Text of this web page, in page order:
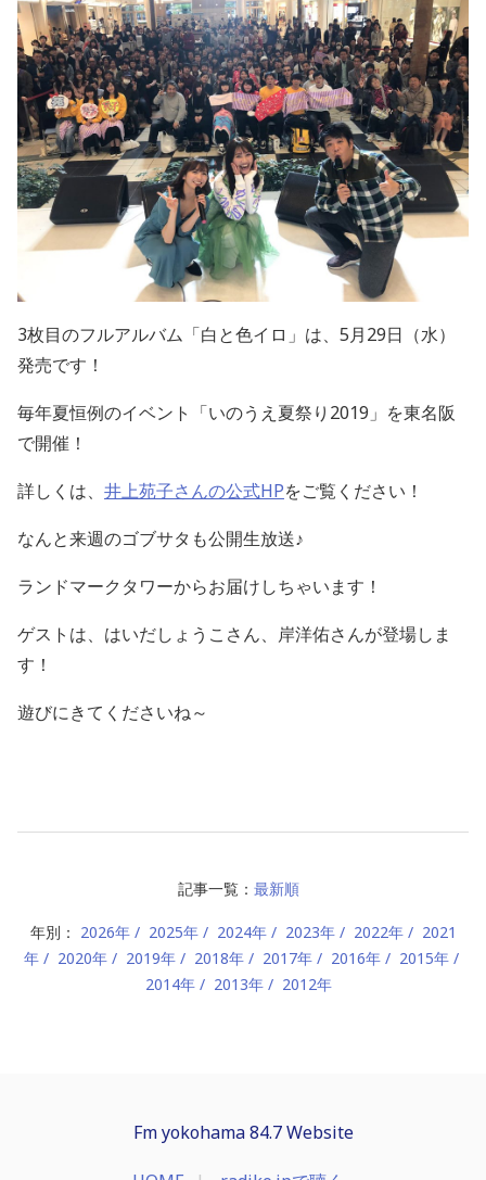
3枚目のフルアルバム「白と色イロ」は、5月29日（水）
発売です！
毎年夏恒例のイベント「いのうえ夏祭り2019」を東名阪
で開催！
詳しくは、 井上苑子さんの公式HPをご覧ください！
なんと来週のゴブサタも公開生放送♪
ランドマークタワーからお届けしちゃいます！
ゲストは、はいだしょうこさん、岸洋佑さんが登場しま
す！
遊びにきてくださいね～
記事一覧： 最新順
年別： 2026年 2025年 2024年 2023年 2022年
2021
年
2020年 2019年 2018年 2017年 2016年
2015年
2014年
2013年 2012年
Fm yokohama 84.7 Website